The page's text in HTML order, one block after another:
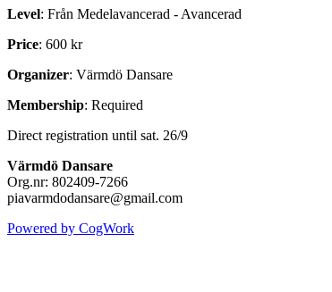
Level: Från Medelavancerad - Avancerad
Price: 600 kr
Organizer: Värmdö Dansare
Membership: Required
Direct registration until sat. 26/9
Värmdö Dansare
Org.nr: 802409-7266
piavarmdodansare@gmail.com
Powered by CogWork